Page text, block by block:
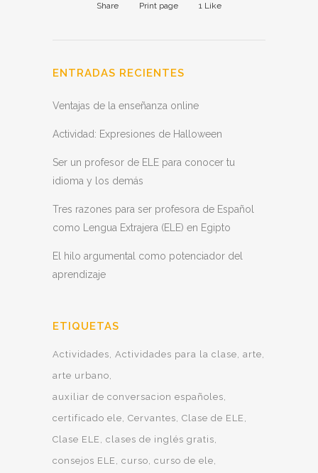
Share Print page 1 Like
ENTRADAS RECIENTES
Ventajas de la enseñanza online
Actividad: Expresiones de Halloween
Ser un profesor de ELE para conocer tu
idioma y los demás
Tres razones para ser profesora de Español
como Lengua Extrajera (ELE) en Egipto
El hilo argumental como potenciador del
aprendizaje
ETIQUETAS
Actividades Actividades para la clase arte
arte urbano
auxiliar de conversacion españoles
certificado ele Cervantes Clase de ELE
Clase ELE clases de inglés gratis
consejos ELE curso curso de ele